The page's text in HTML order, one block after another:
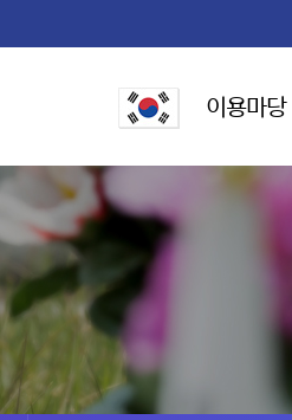
이용마당